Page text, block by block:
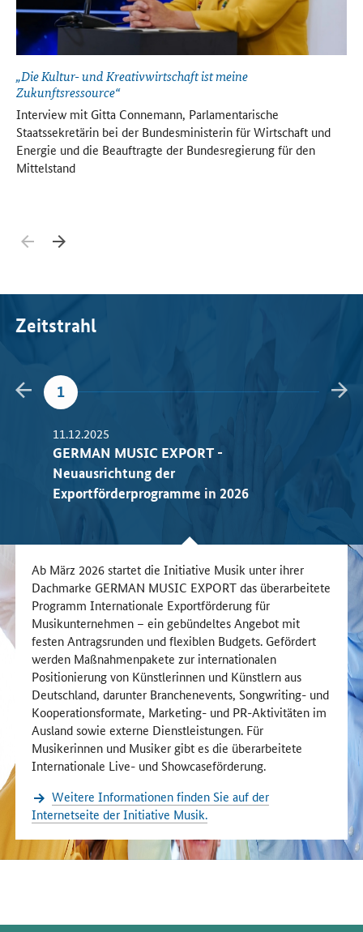
Zurück blättern
„Die Kultur- und Kreativwirtschaft ist meine
Zukunftsressource“
Interview mit Gitta Connemann, Parlamentarische
Staatssekretärin bei der Bundesministerin für Wirtschaft und
Energie und die Beauftragte der Bundesregierung für den
Mittelstand
Zeitstrahl
Zurück blättern
1
11.12.2025
GERMAN MUSIC EXPORT -
Neuausrichtung der
Exportförderprogramme in 2026
2
Ab März 2026 startet die Initiative Musik unter ihrer
Dachmarke GERMAN MUSIC EXPORT das überarbeitete
Programm Internationale Exportförderung für
Musikunternehmen – ein gebündeltes Angebot mit
festen Antragsrunden und flexiblen Budgets. Gefördert
werden Maßnahmenpakete zur internationalen
Positionierung von Künstlerinnen und Künstlern aus
Deutschland, darunter Branchenevents, Songwriting- und
Kooperationsformate, Marketing- und PR-Aktivitäten im
Ausland sowie externe Dienstleistungen. Für
Musikerinnen und Musiker gibt es die überarbeitete
Internationale Live- und Showcaseförderung.
Weitere Informationen finden Sie auf der
Internetseite der Initiative Musik.